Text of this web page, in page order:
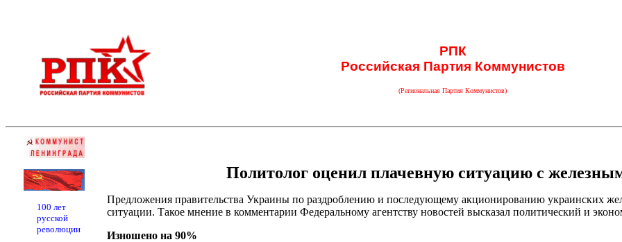
РПК
Российская Партия Коммунистов
(Региональная Партия Коммунистов)
100 лет
русской
революции
Политолог оценил плачевную ситуацию с
Предложения правительства Украины по раздроблению и последующему акционированию украинских
ситуации. Такое мнение в комментарии Федеральному агентству новостей высказал политический и
Изношено на 90%